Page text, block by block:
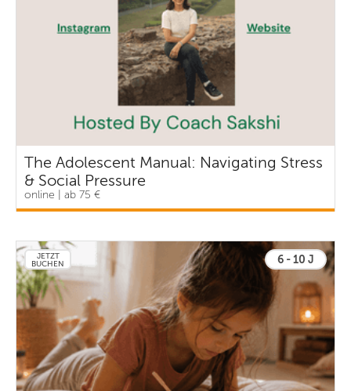
The Adolescent Manual: Navigating Stress
& Social Pressure
online | ab 75 €
JETZT
BUCHEN
6 - 10 J